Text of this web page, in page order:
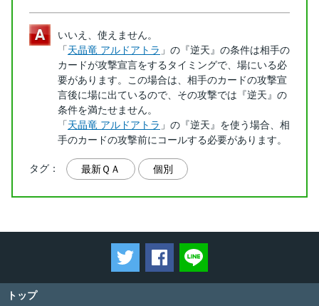
いいえ、使えません。
「天晶竜 アルドアトラ 」の『逆天』の条件は相手の
カードが攻撃宣言をするタイミングで、場にいる必
要があります。この場合は、相手のカードの攻撃宣
言後に場に出ているので、その攻撃では『逆天』の
条件を満たせません。
「天晶竜 アルドアトラ 」の『逆天』を使う場合、相
手のカードの攻撃前にコールする必要があります。
タグ： 最新ＱＡ 個別
ツイートするFacebookでシェアする
トップ